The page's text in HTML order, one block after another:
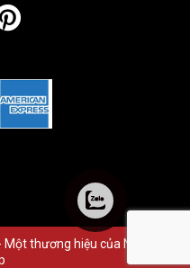
thương hiệu của Nadova